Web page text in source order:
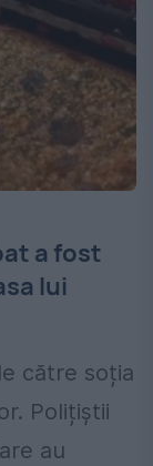
a fost
lui
către soția
Polițiștii
au